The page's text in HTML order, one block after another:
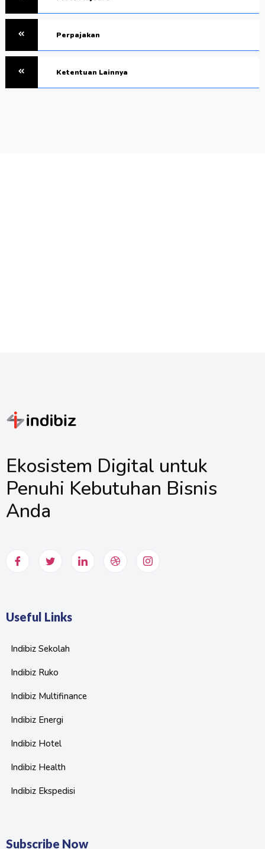
Perpajakan
Ketentuan Lainnya
Ekosistem Digital untuk
Penuhi Kebutuhan Bisnis
Anda
Useful Links
Indibiz Sekolah
Indibiz Ruko
Indibiz Multifinance
Indibiz Energi
Indibiz Hotel
Indibiz Health
Indibiz Ekspedisi
Subscribe Now